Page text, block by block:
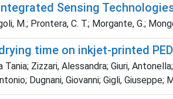
Sensing
M.; Prontera, C. T.; Morgante, G.;
time on inkjet-printed
Zizzari, Alessandra; Giuri,
Dugnani, Giovanni; Gigli, Giuseppe;